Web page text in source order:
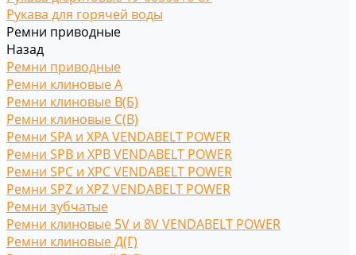
Рукава для горячей воды
Ремни приводные
Назад
Ремни приводные
Ремни клиновые A
Ремни клиновые В(Б)
Ремни клиновые С(B)
Ремни SPA и XPA VENDABELT POWER
Ремни SPB и XPB VENDABELT POWER
Ремни SPC и XPC VENDABELT POWER
Ремни SPZ и XPZ VENDABELT POWER
Ремни зубчатые
Ремни клиновые 5V и 8V VENDABELT POWER
Ремни клиновые Д(Г)